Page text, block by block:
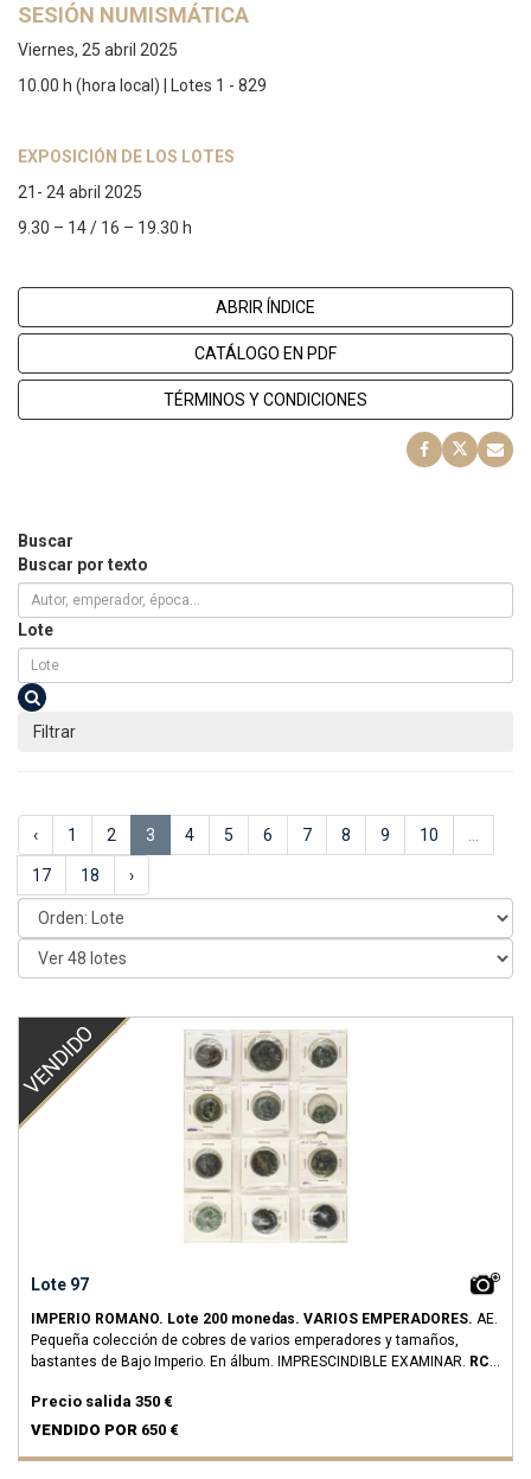
SESIÓN NUMISMÁTICA
Viernes, 25 abril 2025
10.00 h (hora local) | Lotes 1 - 829
EXPOSICIÓN DE LOS LOTES
21- 24 abril 2025
9.30 – 14 / 16 – 19.30 h
ABRIR ÍNDICE
CATÁLOGO EN PDF
TÉRMINOS Y CONDICIONES
Buscar
Buscar por texto
Lote
Filtrar
‹ 1 2 3 4 5 6 7 8 9 10 ...
17 18 ›
VENDIDO
Lote 97
IMPERIO ROMANO. Lote 200 monedas. VARIOS EMPERADORES. AE.
Pequeña colección de cobres de varios emperadores y tamaños,
bastantes de Bajo Imperio. En álbum. IMPRESCINDIBLE EXAMINAR. RC a
Precio salida 350 €
VENDIDO POR 650 €